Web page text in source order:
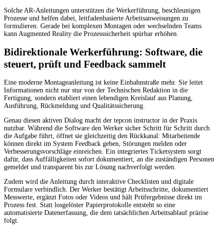
Solche AR-Anleitungen unterstützen die Werkerführung, beschleunigen
Prozesse und helfen dabei, leitfadenbasierte Arbeitsanweisungen zu
formulieren. Gerade bei komplexen Montagen oder wechselnden Teams
kann Augmented Reality die Prozesssicherheit spürbar erhöhen.
Bidirektionale Werkerführung: Software, die
steuert, prüft und Feedback sammelt
Eine moderne Montageanleitung ist keine Einbahnstraße mehr. Sie leitet
Informationen nicht nur stur von der Technischen Redaktion in die
Fertigung, sondern etabliert einen lebendigen Kreislauf aus Planung,
Ausführung, Rückmeldung und Qualitätssicherung.
Genau diesen aktiven Dialog macht der tepcon instructor in der Praxis
nutzbar. Während die Software den Werker sicher Schritt für Schritt durch
die Aufgabe führt, öffnet sie gleichzeitig den Rückkanal: Mitarbeitende
können direkt im System Feedback geben, Störungen melden oder
Verbesserungsvorschläge einreichen. Ein integriertes Ticketsystem sorgt
dafür, dass Auffälligkeiten sofort dokumentiert, an die zuständigen Personen
gemeldet und transparent bis zur Lösung nachverfolgt werden.
Zudem wird die Anleitung durch interaktive Checklisten und digitale
Formulare verbindlich. Der Werker bestätigt Arbeitsschritte, dokumentiert
Messwerte, ergänzt Fotos oder Videos und hält Prüfergebnisse direkt im
Prozess fest. Statt losgelöster Papierprotokolle entsteht so eine
automatisierte Datenerfassung, die dem tatsächlichen Arbeitsablauf präzise
folgt.